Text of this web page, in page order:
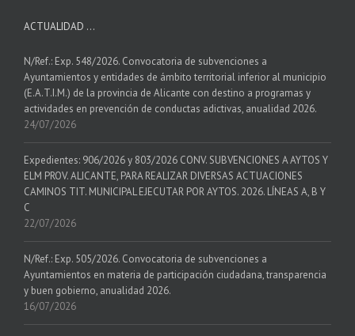
ACTUALIDAD …
N/Ref.: Exp. 548/2026. Convocatoria de subvenciones a
Ayuntamientos y entidades de ámbito territorial inferior al municipio
(E.A.T.I.M.) de la provincia de Alicante con destino a programas y
actividades en prevención de conductas adictivas, anualidad 2026.
24/07/2026
Expedientes: 906/2026 y 803/2026 CONV. SUBVENCIONES A AYTOS Y
ELM PROV. ALICANTE, PARA REALIZAR DIVERSAS ACTUACIONES
CAMINOS TIT. MUNICIPAL EJECUTAR POR AYTOS. 2026. LÍNEAS A, B Y
C
22/07/2026
N/Ref.: Exp. 505/2026. Convocatoria de subvenciones a
Ayuntamientos en materia de participación ciudadana, transparencia
y buen gobierno, anualidad 2026.
16/07/2026